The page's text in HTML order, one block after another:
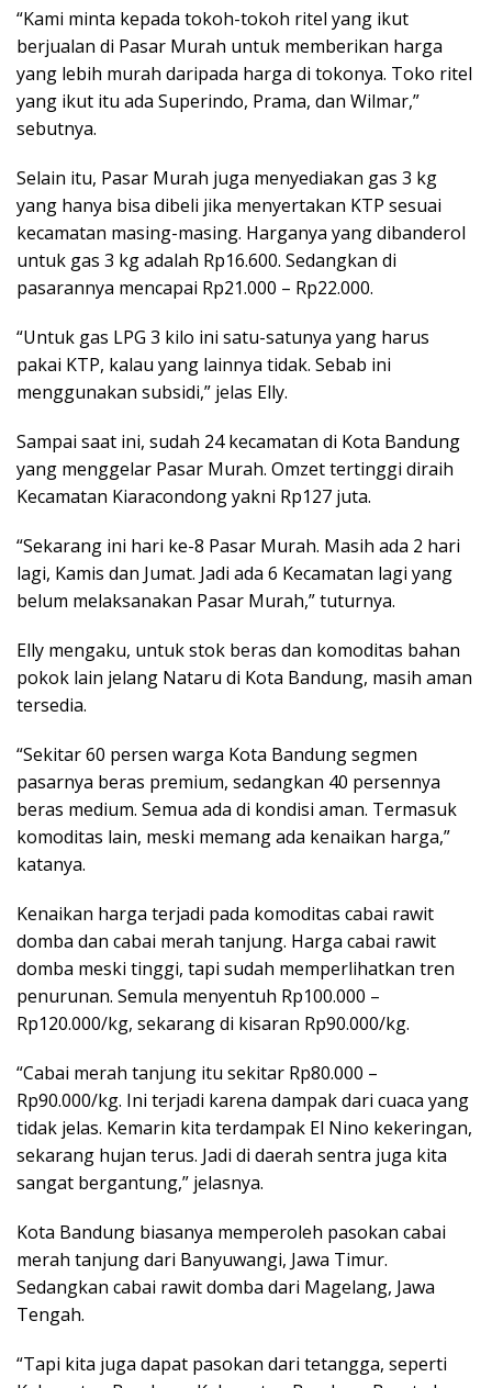
“Kami minta kepada tokoh-tokoh ritel yang ikut
berjualan di Pasar Murah untuk memberikan harga
yang lebih murah daripada harga di tokonya. Toko ritel
yang ikut itu ada Superindo, Prama, dan Wilmar,”
sebutnya.
Selain itu, Pasar Murah juga menyediakan gas 3 kg
yang hanya bisa dibeli jika menyertakan KTP sesuai
kecamatan masing-masing. Harganya yang dibanderol
untuk gas 3 kg adalah Rp16.600. Sedangkan di
pasarannya mencapai Rp21.000 – Rp22.000.
“Untuk gas LPG 3 kilo ini satu-satunya yang harus
pakai KTP, kalau yang lainnya tidak. Sebab ini
menggunakan subsidi,” jelas Elly.
Sampai saat ini, sudah 24 kecamatan di Kota Bandung
yang menggelar Pasar Murah. Omzet tertinggi diraih
Kecamatan Kiaracondong yakni Rp127 juta.
“Sekarang ini hari ke-8 Pasar Murah. Masih ada 2 hari
lagi, Kamis dan Jumat. Jadi ada 6 Kecamatan lagi yang
belum melaksanakan Pasar Murah,” tuturnya.
Elly mengaku, untuk stok beras dan komoditas bahan
pokok lain jelang Nataru di Kota Bandung, masih aman
tersedia.
“Sekitar 60 persen warga Kota Bandung segmen
pasarnya beras premium, sedangkan 40 persennya
beras medium. Semua ada di kondisi aman. Termasuk
komoditas lain, meski memang ada kenaikan harga,”
katanya.
Kenaikan harga terjadi pada komoditas cabai rawit
domba dan cabai merah tanjung. Harga cabai rawit
domba meski tinggi, tapi sudah memperlihatkan tren
penurunan. Semula menyentuh Rp100.000 –
Rp120.000/kg, sekarang di kisaran Rp90.000/kg.
“Cabai merah tanjung itu sekitar Rp80.000 –
Rp90.000/kg. Ini terjadi karena dampak dari cuaca yang
tidak jelas. Kemarin kita terdampak El Nino kekeringan,
sekarang hujan terus. Jadi di daerah sentra juga kita
sangat bergantung,” jelasnya.
Kota Bandung biasanya memperoleh pasokan cabai
merah tanjung dari Banyuwangi, Jawa Timur.
Sedangkan cabai rawit domba dari Magelang, Jawa
Tengah.
“Tapi kita juga dapat pasokan dari tetangga, seperti